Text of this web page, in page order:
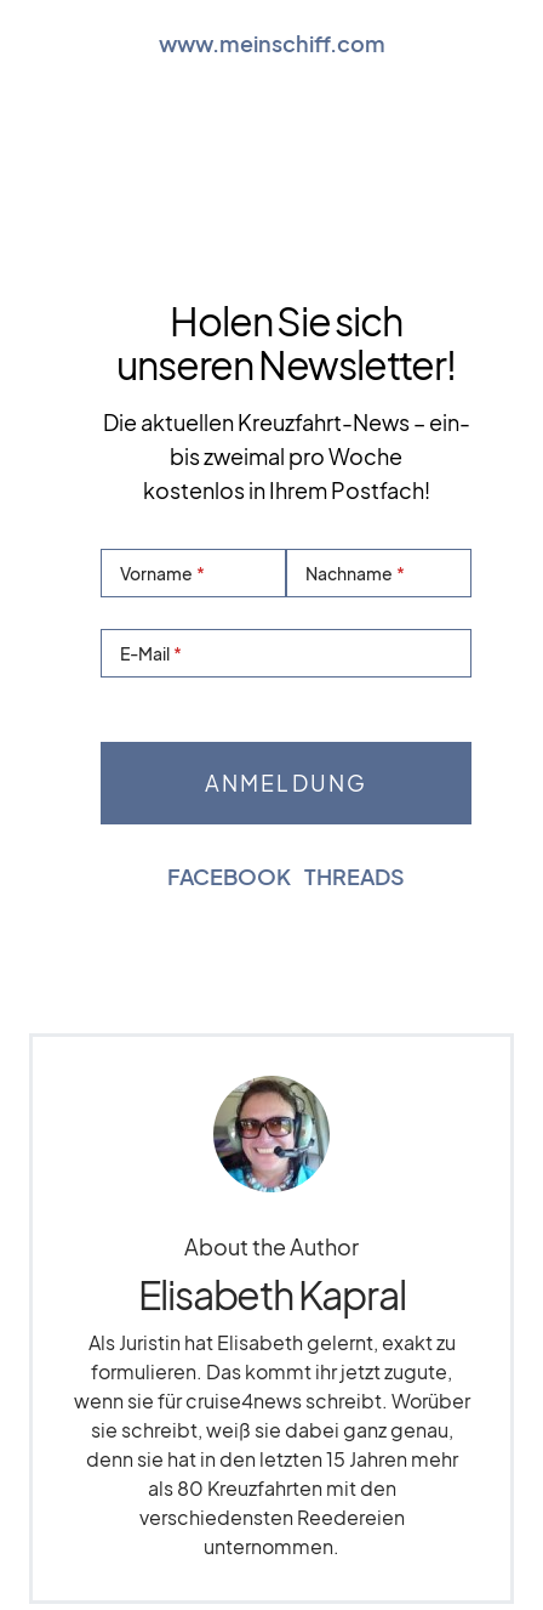
www.meinschiff.com
Holen Sie sich
unseren Newsletter!
Die aktuellen Kreuzfahrt-News – ein-
bis zweimal pro Woche
kostenlos in Ihrem Postfach!
Vorname Nachname
E-Mail
FACEBOOK THREADS
About the Author
Elisabeth Kapral
Als Juristin hat Elisabeth gelernt, exakt zu
formulieren. Das kommt ihr jetzt zugute,
wenn sie für cruise4news schreibt. Worüber
sie schreibt, weiß sie dabei ganz genau,
denn sie hat in den letzten 15 Jahren mehr
als 80 Kreuzfahrten mit den
verschiedensten Reedereien
unternommen.